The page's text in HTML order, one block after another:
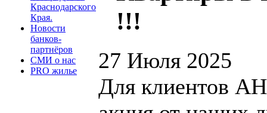
Краснодарского
Края.
Новости
банков-
партнёров
СМИ о нас
PRO жилье
!!!
27 Июля 2025
Для клиентов